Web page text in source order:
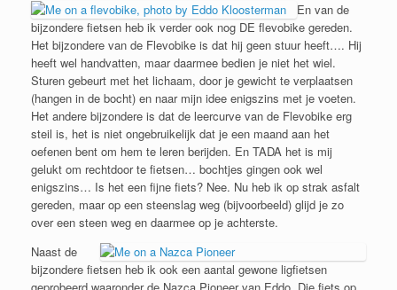
En van de
bijzondere fietsen heb ik verder ook nog DE flevobike gereden.
Het bijzondere van de Flevobike is dat hij geen stuur heeft…. Hij
heeft wel handvatten, maar daarmee bedien je niet het wiel.
Sturen gebeurt met het lichaam, door je gewicht te verplaatsen
(hangen in de bocht) en naar mijn idee enigszins met je voeten.
Het andere bijzondere is dat de leercurve van de Flevobike erg
steil is, het is niet ongebruikelijk dat je een maand aan het
oefenen bent om hem te leren berijden. En TADA het is mij
gelukt om rechtdoor te fietsen… bochtjes gingen ook wel
enigszins… Is het een fijne fiets? Nee. Nu heb ik op strak asfalt
gereden, maar op een steenslag weg (bijvoorbeeld) glijd je zo
over een steen weg en daarmee op je achterste.
Naast de
bijzondere fietsen heb ik ook een aantal gewone ligfietsen